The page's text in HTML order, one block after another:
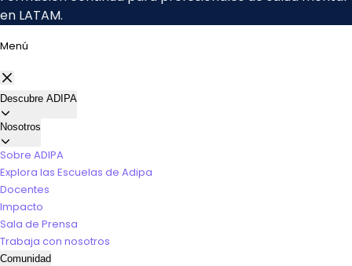
Menú
Descubre ADIPA
Nosotros
Sobre ADIPA
Explora las Escuelas de Adipa
Docentes
Impacto
Sala de Prensa
Trabaja con nosotros
Comunidad